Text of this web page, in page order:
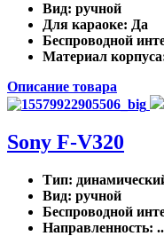
Вид: ручной
Для караоке: Да
Беспроводной
Материал корпуса
Описание товара
Sony F-V320
Тип:
Вид: ручной
Беспроводной
Направленность: